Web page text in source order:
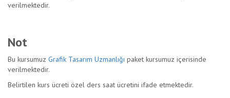
verilmektedir.
Not
Bu kursumuz Grafik Tasarım Uzmanlığı paket kursumuz içerisinde
verilmektedir.
Belirtilen kurs ücreti özel ders saat ücretini ifade etmektedir.